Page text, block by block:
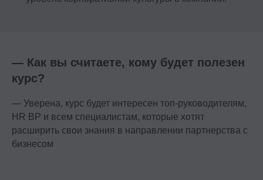
— Как вы считаете, кому будет полезен
курс?
— Уверена, курс будет интересен топ-руководителям,
HR BP и всем специалистам, которые хотят
расширить свои знания в направлении партнерства с
бизнесом
Компаниям
Корпоративное обучение
Рекрутмент для команд
Командная лицензия